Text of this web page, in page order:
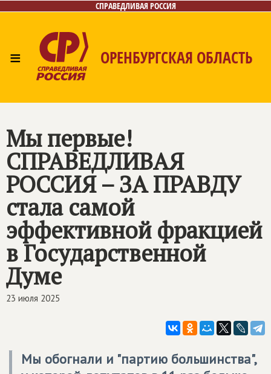
СПРАВЕДЛИВАЯ РОССИЯ
≡ ОРЕНБУРГСКАЯ ОБЛАСТЬ
Контакты
Мы первые!
СПРАВЕДЛИВАЯ
РОССИЯ – ЗА ПРАВДУ
стала самой
эффективной фракцией
в Государственной
Думе
23 июля 2025
Мы обогнали и "партию большинства",